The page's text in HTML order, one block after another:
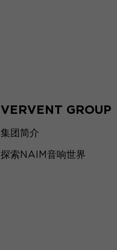
VERVENT GROUP
集团简介
探索NAIM音响世界